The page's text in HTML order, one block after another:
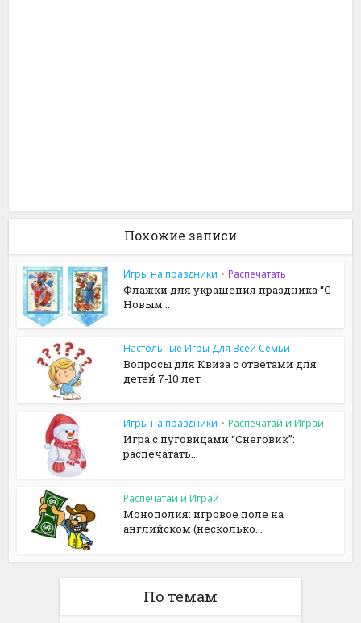
Похожие записи
Игры на праздники • Распечатать
Флажки для украшения праздника “С
Новым...
Настольные Игры Для Всей Семьи
Вопросы для Квиза с ответами для
детей 7-10 лет
Игры на праздники • Распечатай и Играй
Игра с пуговицами “Снеговик”:
распечатать...
Распечатай и Играй
Монополия: игровое поле на
английском (несколько...
По темам